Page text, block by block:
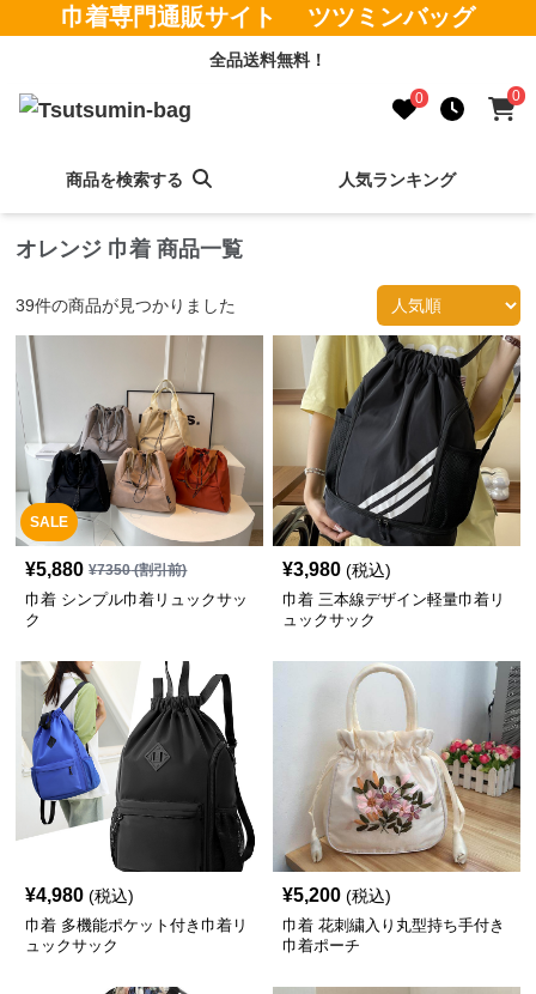
巾着専門通販サイト ツツミンバッグ
全品送料無料！
0 0
商品を検索する 人気ランキング
オレンジ 巾着 商品一覧
39件の商品が見つかりました
SALE
¥5,880 ¥7350(割引前)
巾着 シンプル巾着リュックサッ
ク
¥3,980 (税込)
巾着 三本線デザイン軽量巾着リ
ュックサック
¥4,980 (税込)
巾着 多機能ポケット付き巾着リ
ュックサック
¥5,200 (税込)
巾着 花刺繍入り丸型持ち手付き
巾着ポーチ